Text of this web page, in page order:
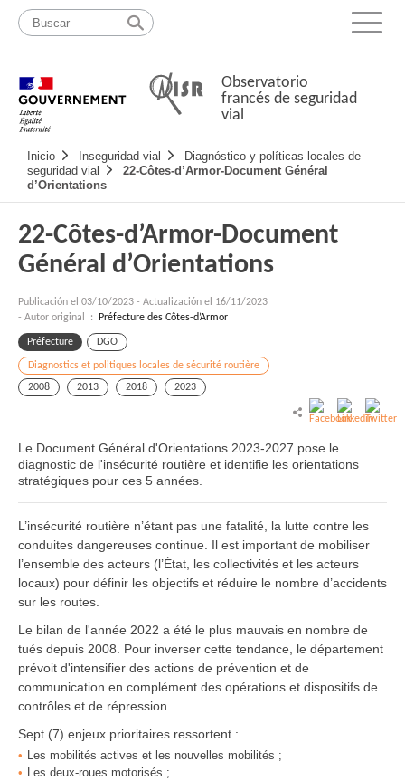
Pasar
contenido
Mapa
web
Menu
Observatorio
francés de seguridad
vial
Navigation
principale
Inicio Inseguridad vial
Diagnóstico y políticas locales de
seguridad vial
22-Côtes-d’Armor-Document Général
d’Orientations
22-Côtes-d’Armor-Document
Général d’Orientations
Publicación el 03/10/2023 - Actualización el 16/11/2023
- Autor original :
Préfecture des Côtes-d’Armor
Préfecture DGO
Diagnostics et politiques locales de sécurité routière
2008
2013 2018 2023
Le Document Général d'Orientations 2023-2027 pose le
diagnostic de l'insécurité routière et identifie les orientations
stratégiques pour ces 5 années.
L’insécurité routière n’étant pas une fatalité, la lutte contre les
conduites dangereuses continue. Il est important de mobiliser
l’ensemble des acteurs (l’État, les collectivités et les acteurs
locaux) pour définir les objectifs et réduire le nombre d’accidents
sur les routes.
Le bilan de l'année 2022 a été le plus mauvais en nombre de
tués depuis 2008. Pour inverser cette tendance, le département
prévoit d'intensifier des actions de prévention et de
communication en complément des opérations et dispositifs de
contrôles et de répression.
Sept (7) enjeux prioritaires ressortent :
Les mobilités actives et les nouvelles mobilités ;
Les deux-roues motorisés ;